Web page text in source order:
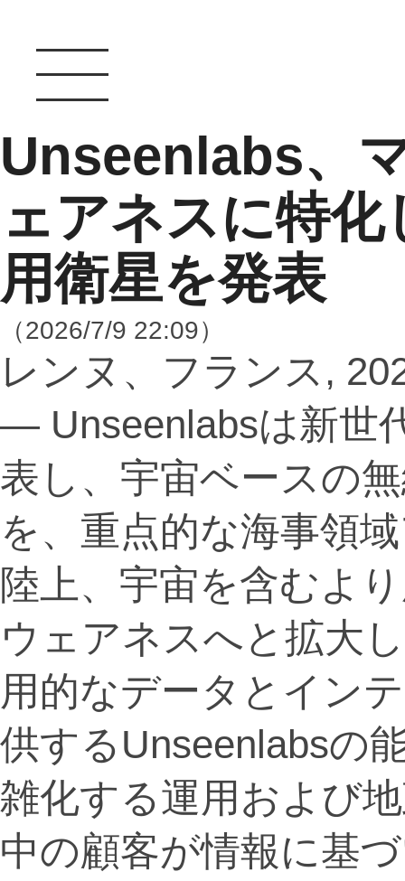
Unseenlabs、
ェアネスに特
用衛星を発表
（2026/7/9 22:09）
レンヌ、フランス,
— Unseenlabsは新世
表し、宇宙ベースの
を、重点的な海事領
陸上、宇宙を含むよ
ウェアネスへと拡大
用的なデータとイン
供するUnseenlabsの
雑化する運用および
中の顧客が情報に基